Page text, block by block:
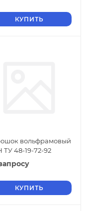
КУПИТЬ
вольфрамовый
48-19-72-92
КУПИТЬ